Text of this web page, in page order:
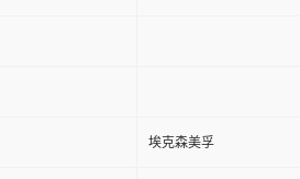
埃克森美孚